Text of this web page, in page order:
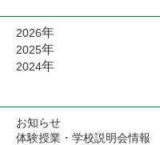
2026年
2025年
2024年
お知らせ
体験授業・学校説明会情報